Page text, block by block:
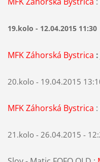
19.kolo - 12.04.2015 11:30
MFK Záhorská Bystrica :
20.kolo - 19.04.2015
MFK Záhorská Bystrica
21.kolo - 26.04.2015 -